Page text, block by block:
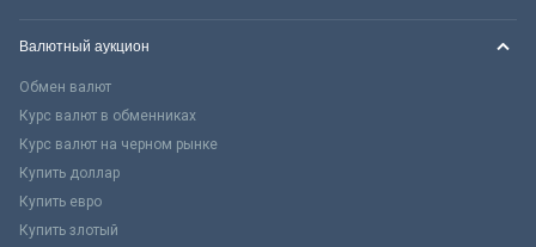
Валютный аукцион
Обмен валют
Курс валют в обменниках
Курс валют на черном рынке
Купить доллар
Купить евро
Купить злотый